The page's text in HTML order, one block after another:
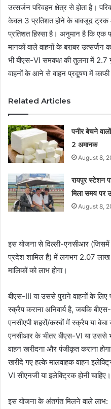
उत्सर्जन परिवहन क्षेत्र से होता है।
केवल 3 प्रतिशत होने के बावजूद
प्रतिशत हिस्सा है। अनुमान है कि एक
मानकों वाले वाहनों के बराबर
भी बीएस-VI समकक्ष की तुलना में
वाहनों के आने से वाहन प्रदूषण में
Related Articles
पनीर बेचने
2 अमानक
August 8,
रायपुर स्टेशन
मिला समय पर
August 8,
इस योजना से दिल्ली-एनसीआर (जिसमें
प्रदेश शामिल हैं) में लगभग 2.07
मालिकों को लाभ होगा।
बीएस-III या उससे पुराने वाहनों के
स्क्रैप कराना अनिवार्य है, जबकि
एनसीएपी शहरों/कस्बों में स्क्रैप या
एनसीआर के भीतर बीएस-VI या उससे
वाहन खरीदना और पंजीकृत कराना
खरीदे गए हल्के मालवाहक वाहन
VI सीएनजी या इलेक्ट्रिक होनी
इस योजना के अंतर्गत मिलने वाले लाभ: